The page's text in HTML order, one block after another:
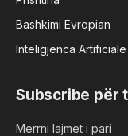
Bashkimi Evropian
Inteligjenca Artificiale
Subscribe për
Merrni lajmet i pari